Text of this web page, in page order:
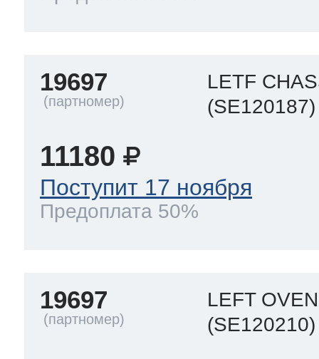
19697
LETF
(SE120187)
11180
Поступит 17 ноября
Предоплата 50%
19697
LEFT
(SE120210)